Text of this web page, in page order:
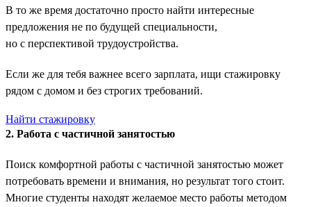
В то же время достаточно просто найти интересные
предложения не по будущей специальности,
но с перспективой трудоустройства.
Если же для тебя важнее всего зарплата, ищи стажировку
рядом с домом и без строгих требований.
Найти стажировку
2. Работа с частичной занятостью
Поиск комфортной работы с частичной занятостью может
потребовать времени и внимания, но результат того стоит.
Многие студенты находят желаемое место работы методом